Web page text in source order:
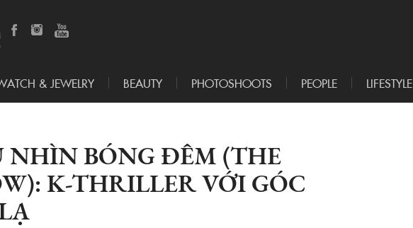
& JEWELRY BEAUTY PHOTOSHOOTS PEOPLE LIFESTYLE
NHÌN BÓNG ĐÊM (THE
K-THRILLER VỚI GÓC